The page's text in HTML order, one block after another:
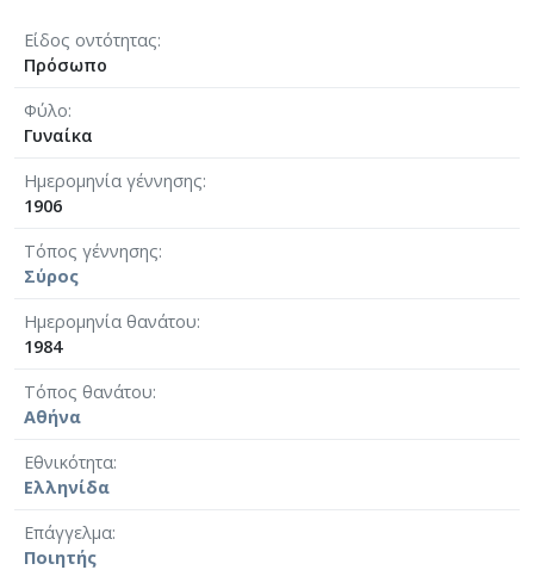
Είδος οντότητας
Πρόσωπο
Φύλο
Γυναίκα
Ημερομηνία γέννησης
1906
Τόπος γέννησης
Σύρος
Ημερομηνία θανάτου
1984
Τόπος θανάτου
Αθήνα
Εθνικότητα
Ελληνίδα
Επάγγελμα
Ποιητής